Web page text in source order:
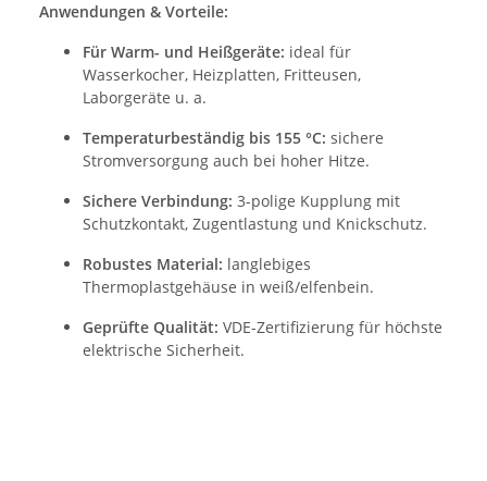
Anwendungen & Vorteile:
Für Warm- und Heißgeräte: ideal für
Wasserkocher, Heizplatten, Fritteusen,
Laborgeräte u. a.
Temperaturbeständig bis 155 °C: sichere
Stromversorgung auch bei hoher Hitze.
Sichere Verbindung: 3-polige Kupplung mit
Schutzkontakt, Zugentlastung und Knickschutz.
Robustes Material: langlebiges
Thermoplastgehäuse in weiß/elfenbein.
Geprüfte Qualität: VDE-Zertifizierung für höchste
elektrische Sicherheit.